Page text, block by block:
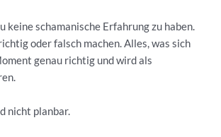
keine schamanische Erfahrung zu haben.
oder falsch machen. Alles, was sich
genau richtig und wird als
nicht planbar.